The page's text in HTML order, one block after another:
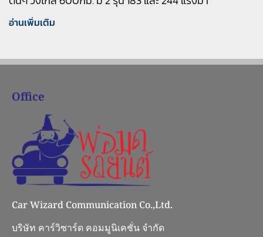
อ่านเพิ่มเติม
Office
Car Wizard Communication Co.,Ltd.
บริษัท คาร์วิซาร์ด คอมมูนิเคชั่น จำกัด